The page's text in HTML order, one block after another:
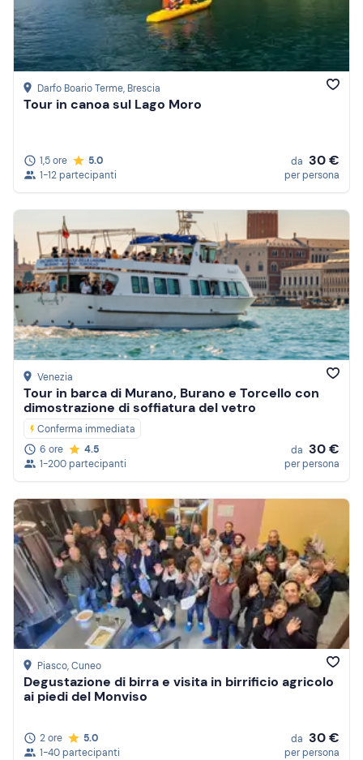
Darfo Boario Terme, Brescia
Tour in canoa sul Lago Moro
1,5 ore
5.0
1-12 partecipanti
da 30 €
per persona
Venezia
Tour in barca di Murano, Burano e Torcello con
dimostrazione di soffiatura del vetro
Conferma immediata
6 ore
4.5
1-200 partecipanti
da 30 €
per persona
Piasco, Cuneo
Degustazione di birra e visita in birrificio agricolo
ai piedi del Monviso
2 ore
5.0
1-40 partecipanti
da 30 €
per persona